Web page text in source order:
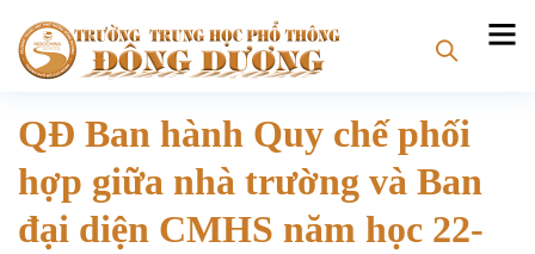
QĐ Ban hành Quy chế phối
hợp giữa nhà trường và Ban
đại diện CMHS năm học 22-